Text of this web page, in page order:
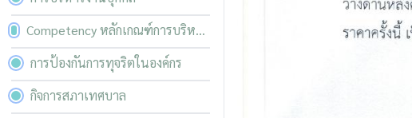
Competency หลักเกณฑ์การบริหาร
และพัฒนาทรัพยากรบุคคล
การป้องกันการทุจริตในองค์กร
กิจการสภาเทศบาล